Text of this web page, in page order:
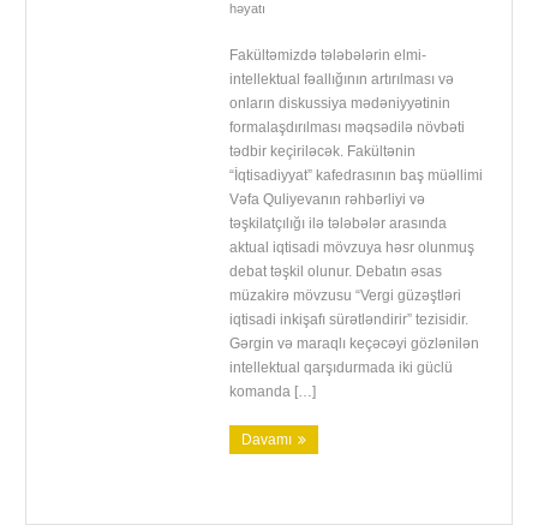
həyatı
Fakültəmizdə tələbələrin elmi-
intellektual fəallığının artırılması və
onların diskussiya mədəniyyətinin
formalaşdırılması məqsədilə növbəti
tədbir keçiriləcək. Fakültənin
“İqtisadiyyat” kafedrasının baş müəllimi
Vəfa Quliyevanın rəhbərliyi və
təşkilatçılığı ilə tələbələr arasında
aktual iqtisadi mövzuya həsr olunmuş
debat təşkil olunur. Debatın əsas
müzakirə mövzusu “Vergi güzəştləri
iqtisadi inkişafı sürətləndirir” tezisidir.
Gərgin və maraqlı keçəcəyi gözlənilən
intellektual qarşıdurmada iki güclü
komanda […]
Davamı